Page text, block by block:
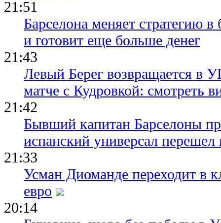
21:51
Барселона меняет стратегию
и готовит еще больше денег
21:43
Левый Берег возвращается в
матче с Кудровкой: смотреть
21:42
Бывший капитан Барселоны
испанский универсал перешел
21:33
Усман Диоманде переходит в
евро
20:14